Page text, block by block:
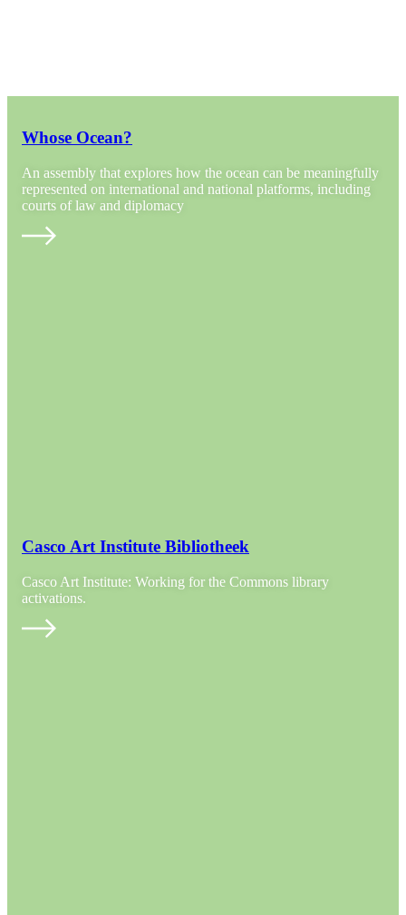
Whose Ocean?
An assembly that explores how the ocean can be meaningfully
represented on international and national platforms, including
courts of law and diplomacy
Casco Art Institute Bibliotheek
Casco Art Institute: Working for the Commons library
activations.